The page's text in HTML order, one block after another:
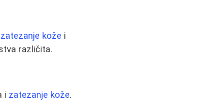
zatezanje kože i
različita.
i zatezanje kože.